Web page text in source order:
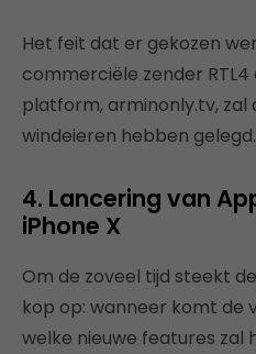
Het feit dat er gekozen
commerciële zender RTL4
platform, arminonly.tv, zal
windeieren hebben gelegd.
4. Lancering van
iPhone X
Om de zoveel tijd steekt
kop op: wanneer komt de
welke nieuwe features zal